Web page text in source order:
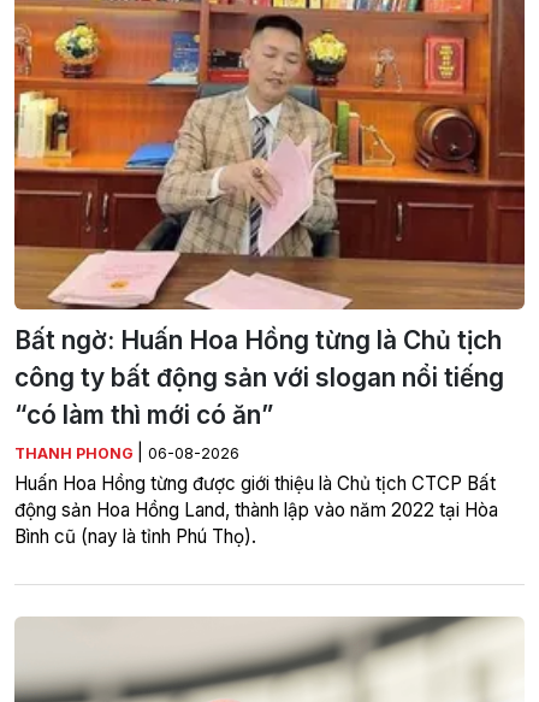
Bất ngờ: Huấn Hoa Hồng từng là Chủ tịch
công ty bất động sản với slogan nổi tiếng
“có làm thì mới có ăn”
THANH PHONG 06-08-2026
Huấn Hoa Hồng từng được giới thiệu là Chủ tịch CTCP Bất
động sản Hoa Hồng Land, thành lập vào năm 2022 tại Hòa
Bình cũ (nay là tỉnh Phú Thọ).